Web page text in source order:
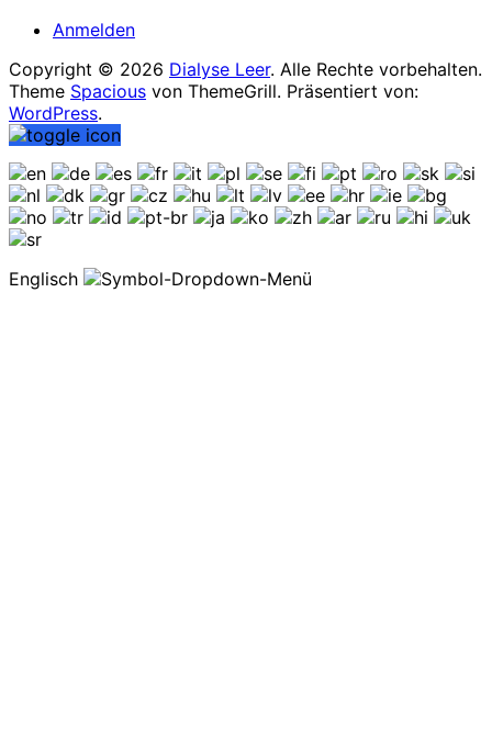
Anmelden
Copyright © 2026 Dialyse Leer. Alle Rechte vorbehalten.
Theme Spacious von ThemeGrill. Präsentiert von:
WordPress.
Englisch